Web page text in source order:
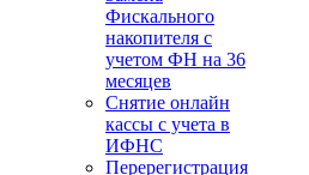
Фискального
накопителя с
учетом ФН на 36
месяцев
Снятие онлайн
кассы с учета в
ИФНС
Перерегистрация